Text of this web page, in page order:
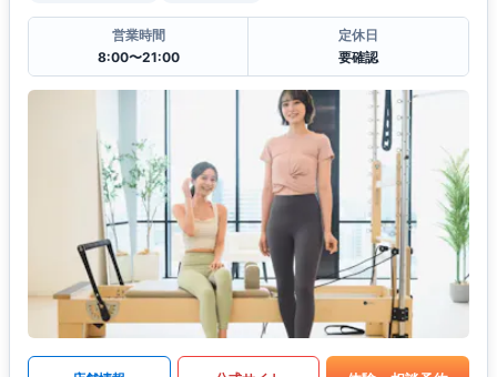
営業時間
8:00〜21:00
定休日
要確認